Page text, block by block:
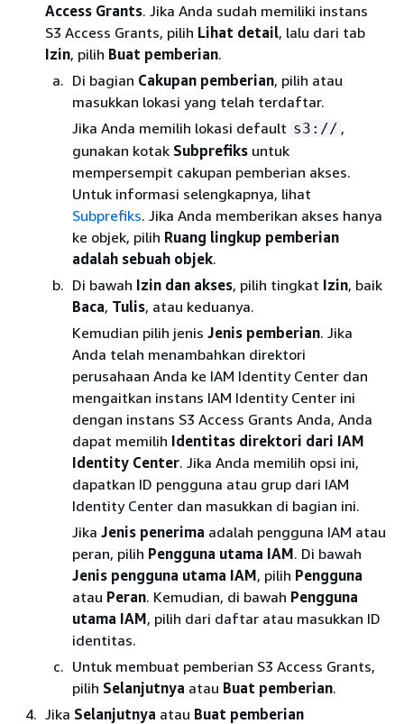
Access Grants. Jika Anda sudah memiliki instans
S3 Access Grants, pilih Lihat detail, lalu dari tab
Izin, pilih Buat pemberian.
Di bagian Cakupan pemberian, pilih atau
masukkan lokasi yang telah terdaftar.
Jika Anda memilih lokasi default s3:// ,
gunakan kotak Subprefiks untuk
mempersempit cakupan pemberian akses.
Untuk informasi selengkapnya, lihat
Subprefiks. Jika Anda memberikan akses hanya
ke objek, pilih Ruang lingkup pemberian
adalah sebuah objek.
Di bawah Izin dan akses, pilih tingkat Izin, baik
Baca, Tulis, atau keduanya.
Kemudian pilih jenis Jenis pemberian. Jika
Anda telah menambahkan direktori
perusahaan Anda ke IAM Identity Center dan
mengaitkan instans IAM Identity Center ini
dengan instans S3 Access Grants Anda, Anda
dapat memilih Identitas direktori dari IAM
Identity Center. Jika Anda memilih opsi ini,
dapatkan ID pengguna atau grup dari IAM
Identity Center dan masukkan di bagian ini.
Jika Jenis penerima adalah pengguna IAM atau
peran, pilih Pengguna utama IAM. Di bawah
Jenis pengguna utama IAM, pilih Pengguna
atau Peran. Kemudian, di bawah Pengguna
utama IAM, pilih dari daftar atau masukkan ID
identitas.
Untuk membuat pemberian S3 Access Grants,
pilih Selanjutnya atau Buat pemberian.
Jika Selanjutnya atau Buat pemberian